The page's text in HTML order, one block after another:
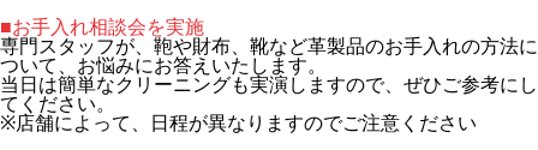
■お手入れ相談会を実施
専門スタッフが、鞄や財布、靴など革製品のお手入れの方法に
ついて、お悩みにお答えいたします。
当日は簡単なクリーニングも実演しますので、ぜひご参考にし
てください。
※店舗によって、日程が異なりますのでご注意ください